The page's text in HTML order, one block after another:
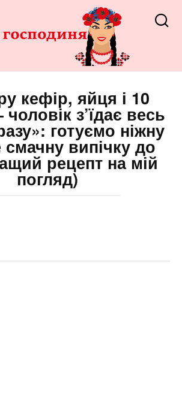
кефір, яйця і 10
з’їдає весь
готуємо ніжну
випічку до
рецепт на мій
погляд)